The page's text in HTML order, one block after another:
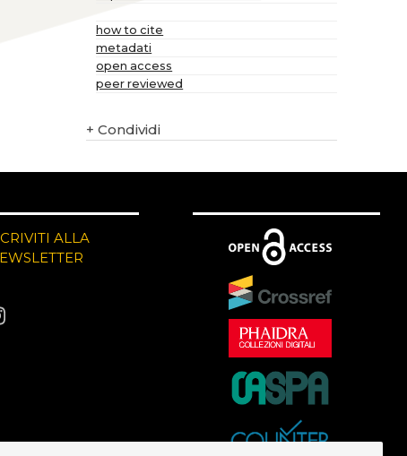
how to cite
metadati
open access
peer reviewed
+ Condividi
ALLA